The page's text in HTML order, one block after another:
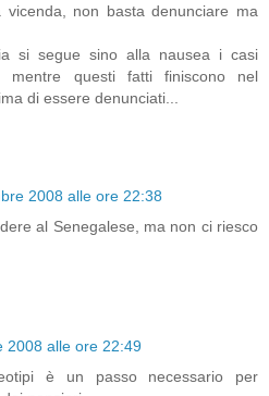
vicenda, non basta denunciare ma
si segue sino alla nausea i casi
mentre questi fatti finiscono nel
di essere denunciati...
2008 alle ore 22:38
al Senegalese, ma non ci riesco
2008 alle ore 22:49
è un passo necessario per